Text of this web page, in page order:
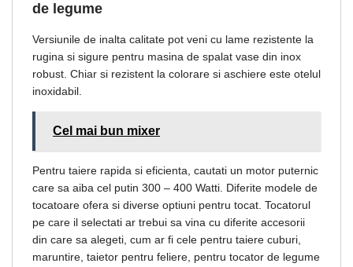
de legume
Versiunile de inalta calitate pot veni cu lame rezistente la
rugina si sigure pentru masina de spalat vase din inox
robust. Chiar si rezistent la colorare si aschiere este otelul
inoxidabil.
Cel mai bun mixer
Pentru taiere rapida si eficienta, cautati un motor puternic
care sa aiba cel putin 300 – 400 Watti. Diferite modele de
tocatoare ofera si diverse optiuni pentru tocat. Tocatorul
pe care il selectati ar trebui sa vina cu diferite accesorii
din care sa alegeti, cum ar fi cele pentru taiere cuburi,
maruntire, taietor pentru feliere, pentru tocator de legume